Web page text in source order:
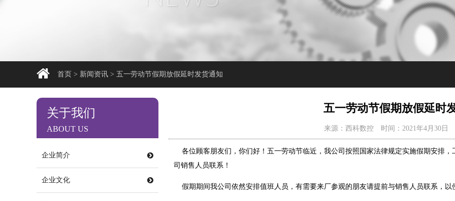
首页 > 新闻资讯 > 五一劳动节假期放假延时发货通知
关于我们
ABOUT US
企业简介
企业文化
五一劳动节假期放假延时
来源：西科数控 时间：2021年4月30日
各位顾客朋友们，你们好！五一劳动节临近，我公司按照国家法律规定实施假期安排
司销售人员联系！
假期期间我公司依然安排值班人员，有需要来厂参观的朋友请提前与销售人员联系，以